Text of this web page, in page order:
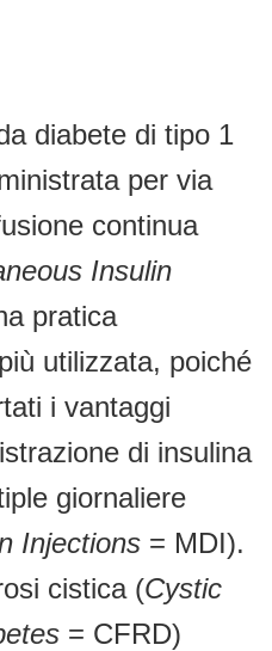
diabete di tipo 1
per via
continua
Insulin
pratica
utilizzata, poiché
i vantaggi
di insulina
giornaliere
Injections = MDI).
cistica (Cystic
= CFRD)